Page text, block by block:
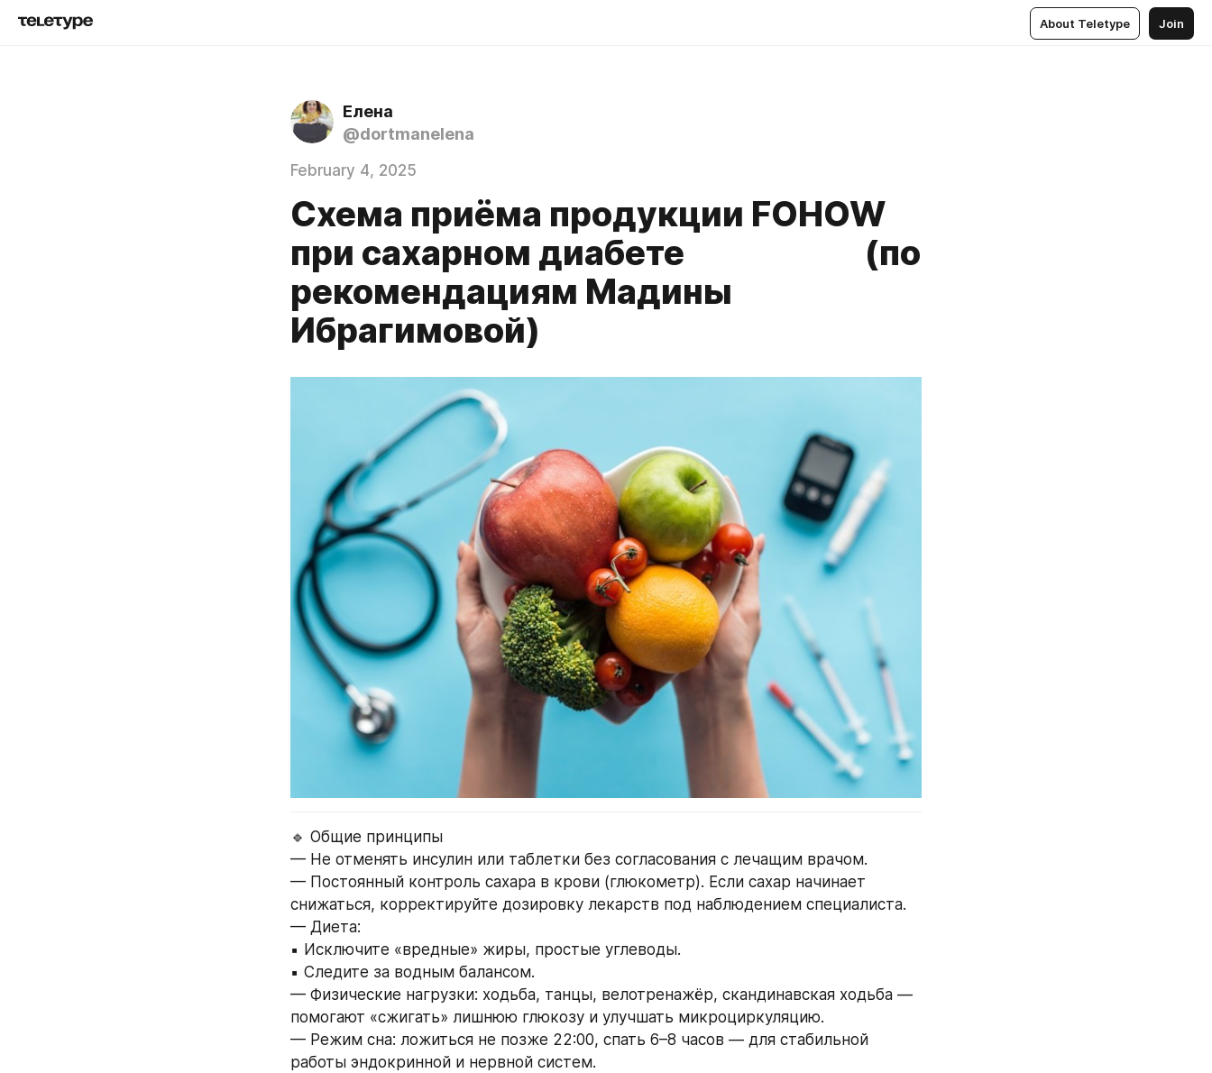
About Teletype Join
Елена
@dortmanelena
February 4, 2025
Схема приёма продукции FOHOW
при сахарном диабете (по
рекомендациям Мадины
Ибрагимовой)
🔹 Общие принципы
— Не отменять инсулин или таблетки без согласования с лечащим врачом.
— Постоянный контроль сахара в крови (глюкометр). Если сахар начинает
снижаться, корректируйте дозировку лекарств под наблюдением специалиста.
— Диета:
▪️ Исключите «вредные» жиры, простые углеводы.
▪️ Следите за водным балансом.
— Физические нагрузки: ходьба, танцы, велотренажёр, скандинавская ходьба —
помогают «сжигать» лишнюю глюкозу и улучшать микроциркуляцию.
— Режим сна: ложиться не позже 22:00, спать 6–8 часов — для стабильной
работы эндокринной и нервной систем.